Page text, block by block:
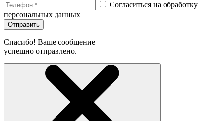
Согласиться на обработку
персональных данных
Отправить
Спасибо! Ваше сообщение
успешно отправлено.